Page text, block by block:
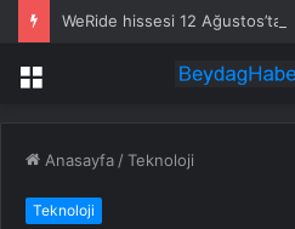
Menü
Anasayfa /Teknoloji
Teknoloji